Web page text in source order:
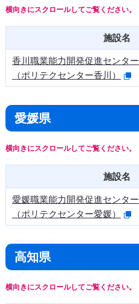
施設名
香川職業能力開発促進センター
（ポリテクセンター香川）
愛媛県
施設名
愛媛職業能力開発促進センター
（ポリテクセンター愛媛）
高知県